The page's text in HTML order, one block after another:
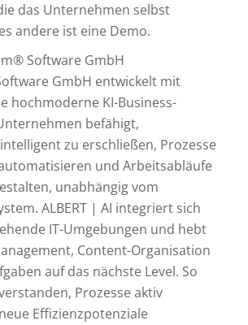
das Unternehmen selbst
andere ist eine Demo.
Software GmbH
GmbH entwickelt mit
hochmoderne KI-Business-
befähigt,
zu erschließen, Prozesse
und Arbeitsabläufe
unabhängig vom
ALBERT | AI integriert sich
IT-Umgebungen und hebt
Content-Organisation
auf das nächste Level. So
Prozesse aktiv
Effizienzpotenziale